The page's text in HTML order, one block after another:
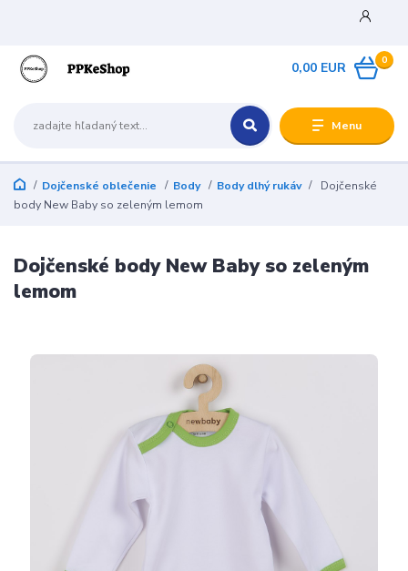
Menu
0
0,00 EUR
Dojčenské oblečenie Body Body dlhý rukáv
Dojčenské
body New Baby so zeleným lemom
Dojčenské body New Baby so zeleným
lemom